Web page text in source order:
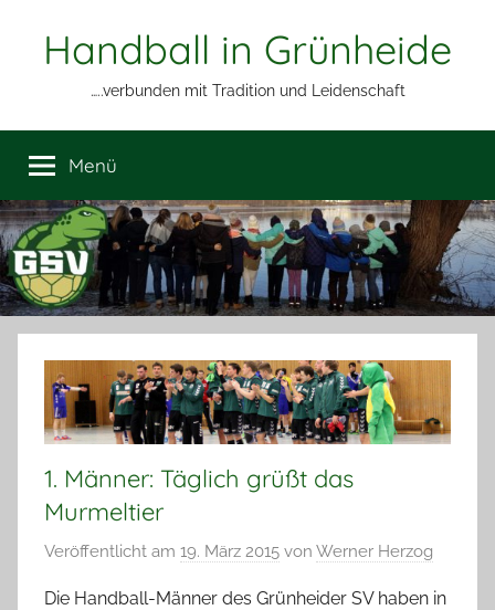
Handball in Grünheide
…..verbunden mit Tradition und Leidenschaft
Menü
1. Männer: Täglich grüßt das
Murmeltier
Veröffentlicht am 19. März 2015 von Werner Herzog
Die Handball-Männer des Grünheider SV haben in